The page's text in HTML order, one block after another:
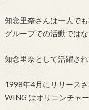
知念里奈さんは一人で
グループでの活動ではな
知念里奈として活躍され
1998年4月にリリース
WING はオリコンチャ